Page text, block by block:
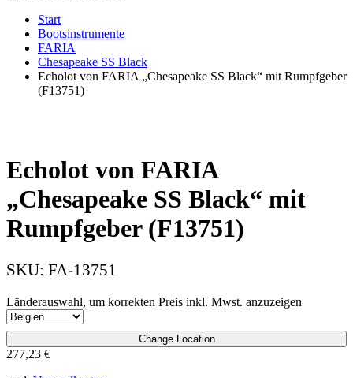
Start
Bootsinstrumente
FARIA
Chesapeake SS Black
Echolot von FARIA „Chesapeake SS Black“ mit Rumpfgeber
(F13751)
Echolot von FARIA
„Chesapeake SS Black“ mit
Rumpfgeber (F13751)
SKU: FA-13751
Länderauswahl, um korrekten Preis inkl. Mwst. anzuzeigen
Change Location
277,23 €